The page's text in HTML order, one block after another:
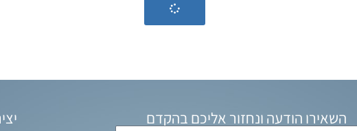
השאירו הודעה ונחזור אליכם בהקדם